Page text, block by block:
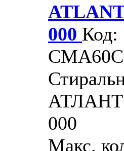
000 Код:
000
Макс.